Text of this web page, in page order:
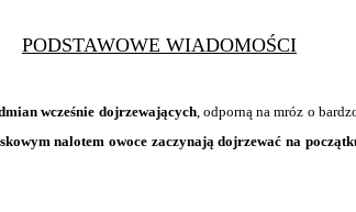
PODSTAWOWE WIADOMOŚCI
wcześnie dojrzewających, odporną na mróz o
nalotem owoce zaczynają dojrzewać na